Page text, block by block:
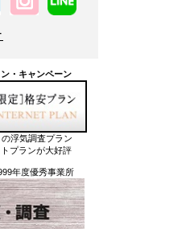
・キャンペーン
浮気調査プラン
プランが大好評
年度優秀事業所